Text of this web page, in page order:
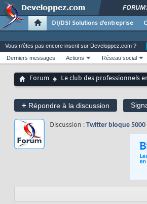
DI/DSI Solutions d'entreprise
Vous n'êtes pas encore inscrit sur Developpez.com ?
Derniers messages
Actions Réseau social
Forum Le club des professionnels
+ Répondre à la discussion
Discussion : Twitter bloque